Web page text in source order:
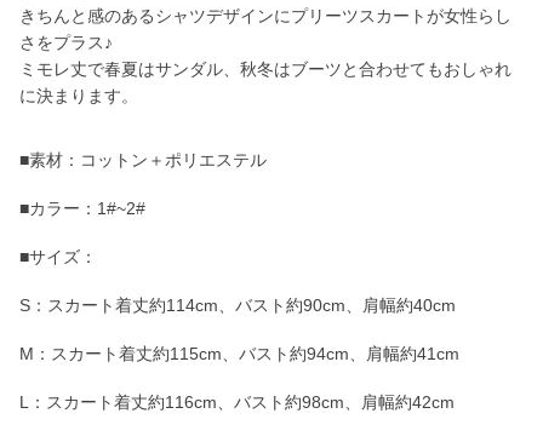
きちんと感のあるシャツデザインにプリーツスカートが女性らし
さをプラス♪
ミモレ丈で春夏はサンダル、秋冬はブーツと合わせてもおしゃれ
に決まります。
■素材：コットン＋ポリエステル
■カラー：1#~2#
■サイズ：
S：スカート着丈約114cm、バスト約90cm、肩幅約40cm
M：スカート着丈約115cm、バスト約94cm、肩幅約41cm
L：スカート着丈約116cm、バスト約98cm、肩幅約42cm